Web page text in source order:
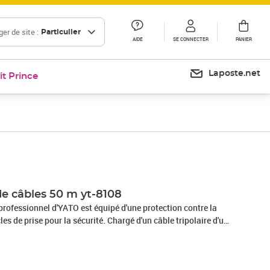
de site : Particulier
AIDE SE CONNECTER PANIER
Prince Laposte.net
câbles 50 m yt-8108
d'YATO est équipé d'une protection contre la
de prise pour la sécurité. Chargé d'un câble tripolaire d'un
interrupteur thermique de sécurité, l'enrouleur de câbles a
étendue et utile dans des ateliers, ainsi que sur les